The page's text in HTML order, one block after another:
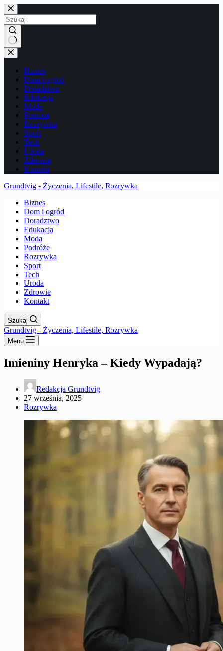
Przejdź
do
treści
Brak
wyników
Biznes
Dom i ogród
Doradztwo
Edukacja
Moda
Podróże
Rozrywka
Sport
Tech
Uroda
Zdrowie
Kontakt
Grundtvig - Życzenia, Lifestile, Rozrywka
Biznes
Dom i ogród
Doradztwo
Edukacja
Moda
Podróże
Rozrywka
Sport
Tech
Uroda
Zdrowie
Kontakt
Szukaj
Grundtvig - Życzenia, Lifestile, Rozrywka
Menu
Imieniny Henryka – Kiedy Wypadają?
Redakcja Grundtvig
27 września, 2025
Rozrywka